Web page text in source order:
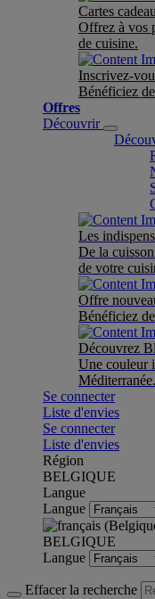
Cartes
Offrez à vos
de cuisine.
Inscrivez-
Bénéficiez
Offres
Découvrir
Les
De la
de votre
Offre
Bénéficiez
Découvrez
Une couleur
Méditerranée.
Se connecter
Liste d'envies
Se connecter
Liste d'envies
Région
BELGIQUE
Langue
Langue
BELGIQUE
Langue
Effacer la recherche